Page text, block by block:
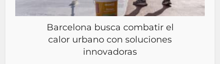
Barcelona busca combatir el
calor urbano con soluciones
innovadoras